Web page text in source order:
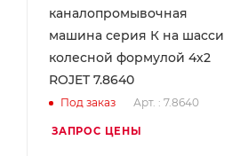
каналопромывочная
машина серия К на шасси
колесной формулой 4х2
ROJET 7.8640
Под заказ Арт. : 7.8640
ЗАПРОС ЦЕНЫ